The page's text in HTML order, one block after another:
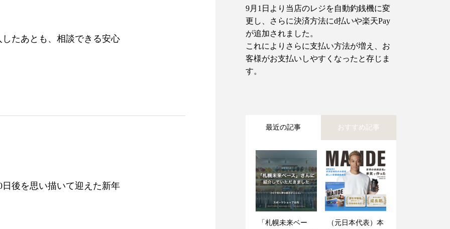
したあとも、相談できる安心
日後を思い描いて迎えた新年
9月1日より当店のレジを自動釣銭機に変
更し、さらに決済方法にd払いや楽天Pay
が追加されました。
これによりさらに支払い方法が増え、お
客様がお支払いしやすくなったと存じま
す。
最近の記事 おすすめ記事
「札幌未来ベー
（元日本代表）本
創業感謝祭2025開
木製バットが折れ